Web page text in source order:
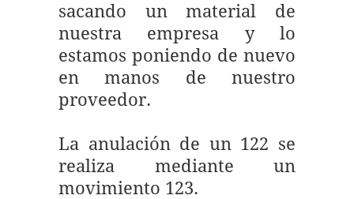
sacando un material de
nuestra empresa y lo
estamos poniendo de nuevo
en manos de nuestro
proveedor.
La anulación de un 122 se
realiza mediante un
movimiento 123.